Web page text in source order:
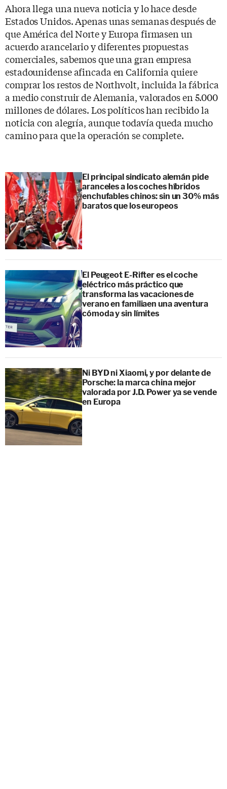
Ahora llega una nueva noticia y lo hace desde
Estados Unidos. Apenas unas semanas después de
que América del Norte y Europa firmasen un
acuerdo arancelario y diferentes propuestas
comerciales, sabemos que una gran empresa
estadounidense afincada en California quiere
comprar los restos de Northvolt, incluida la fábrica
a medio construir de Alemania, valorados en 5.000
millones de dólares. Los políticos han recibido la
noticia con alegría, aunque todavía queda mucho
camino para que la operación se complete.
El principal sindicato alemán pide
aranceles a los coches híbridos
enchufables chinos: sin un 30% más
baratos que los europeos
El Peugeot E-Rifter es el coche
eléctrico más práctico que
transforma las vacaciones de
verano en familiaen una aventura
cómoda y sin límites
Ni BYD ni Xiaomi, y por delante de
Porsche: la marca china mejor
valorada por J.D. Power ya se vende
en Europa